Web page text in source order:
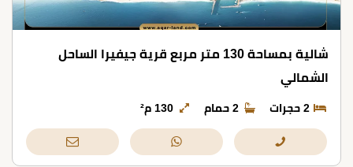
شالية بمساحة 130 متر مربع قرية جيفيرا الساحل
الشمالي
2 حجرات 2 حمام 130 م²